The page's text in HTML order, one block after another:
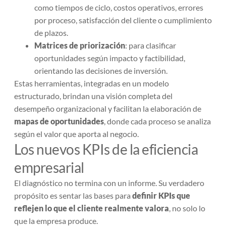
como tiempos de ciclo, costos operativos, errores
por proceso, satisfacción del cliente o cumplimiento
de plazos.
Matrices de priorización: para clasificar
oportunidades según impacto y factibilidad,
orientando las decisiones de inversión.
Estas herramientas, integradas en un modelo
estructurado, brindan una visión completa del
desempeño organizacional y facilitan la elaboración de
mapas de oportunidades, donde cada proceso se analiza
según el valor que aporta al negocio.
Los nuevos KPIs de la eficiencia
empresarial
El diagnóstico no termina con un informe. Su verdadero
propósito es sentar las bases para definir KPIs que
reflejen lo que el cliente realmente valora, no solo lo
que la empresa produce.